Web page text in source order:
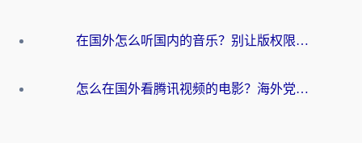
在国外怎么听国内的音乐？别让版权限制断了你的华语歌单
怎么在国外看腾讯视频的电影？海外党亲测有效的回国加速指南